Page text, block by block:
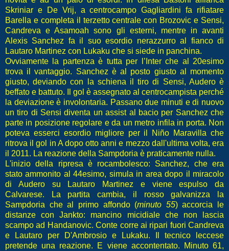
Skriniar e De Vrij, a centrocampo Gagliardini fa rifiatare
Barella e completa il terzetto centrale con Brozovic e Sensi,
Candreva e Asamoah sono gli esterni, mentre in avanti
Alexis Sanchez fa il suo esordio nerazzurro al fianco di
Lautaro Martinez con Lukaku che si siede in panchina.
Ovviamente la partenza è tutta per l’Inter che al 20esimo
trova il vantaggio. Sanchez è al posto giusto al momento
giusto, deviando con la schiena il tiro di Sensi, Audero è
beffato e battuto. Il gol è assegnato al centrocampista perché
la deviazione è involontaria. Passano due minuti e di nuovo
un tiro di Sensi diventa un assist al bacio per Sanchez che
parte in posizione regolare e da un metro infila in porta. Non
poteva esserci esordio migliore per il Niño Maravilla che
ritrova il gol in A dopo otto anni e mezzo dall'ultima volta, era
il 2011. La reazione della Sampdoria è praticamente nulla.
L'inizio della ripresa è rocambolesco: Sanchez, che era
stato ammonito al 44esimo, simula in area dopo il miracolo
di Audero su Lautaro Martinez e viene espulso da
Calvarese. La partita cambia, il rosso galvanizza la
Sampdoria che al primo affondo (minuto 55) accorcia le
distanze con Jankto: mancino micidiale che non lascia
scampo ad Handanovic. Conte corre ai ripari fuori Candreva
e Lautaro per D'Ambrosio e Lukaku. Il tecnico leccese
pretende una reazione. E viene accontentato. Minuto 61,